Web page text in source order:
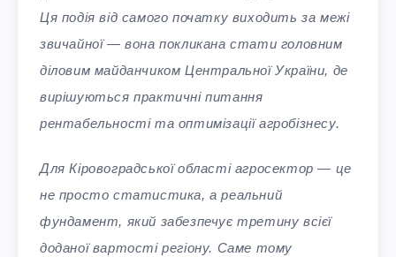
Ця подія від самого початку виходить за межі
звичайної — вона покликана стати головним
діловим майданчиком Центральної України, де
вирішуються практичні питання
рентабельності та оптимізації агробізнесу.
Для Кіровоградської області агросектор — це
не просто статистика, а реальний
фундамент, який забезпечує третину всієї
доданої вартості регіону. Саме тому